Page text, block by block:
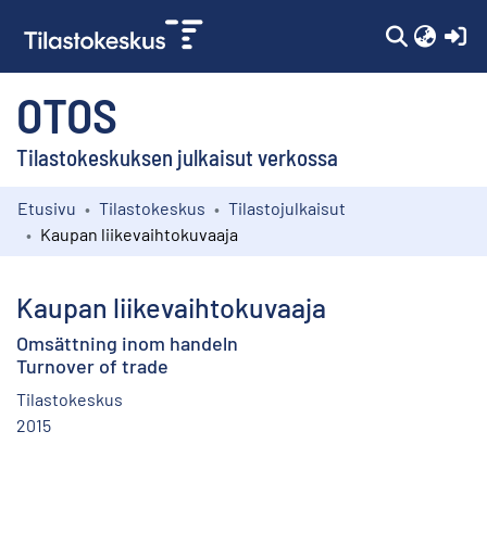
OTOS
Tilastokeskuksen julkaisut verkossa
Kokoelmat
Etusivu Tilastokeskus
Tilastojulkaisut
Kaupan liikevaihtokuvaaja
Kaupan liikevaihtokuvaaja
Omsättning inom handeln
Turnover of trade
Tilastokeskus
2015